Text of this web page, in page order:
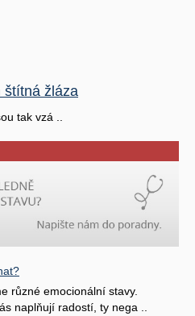
štítná žláza
tak vzá ..
různé emocionální stavy.
naplňují radostí, ty nega ..